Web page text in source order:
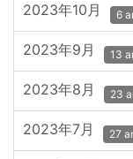
2023年10月 6
2023年9月 13
2023年8月 23
2023年7月 27